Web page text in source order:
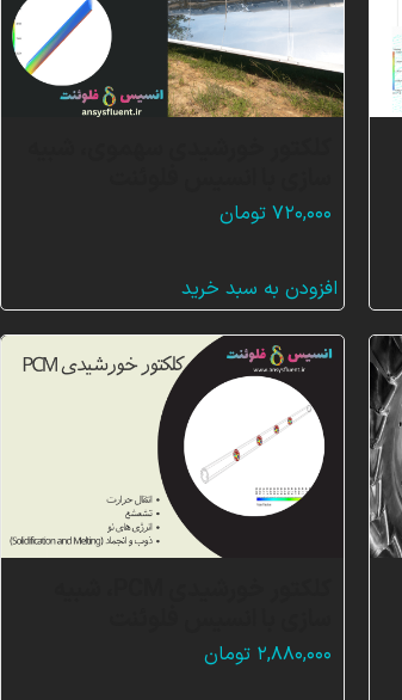
۷۲۰,۰۰۰ تومان
افزودن به سبد خرید
۲,۸۸۰,۰۰۰ تومان